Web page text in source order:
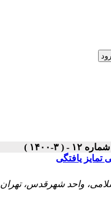
یافتگی
واحد شهرقدس،